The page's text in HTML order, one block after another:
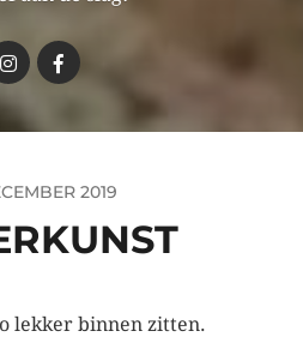
2019
lekker binnen zitten.